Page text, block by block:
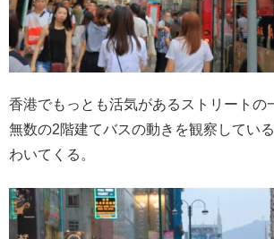
香港でもっとも活気があるストリートの
無数の2階建てバスの動きを観察してい
わいてくる。